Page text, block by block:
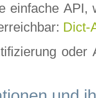
einfache API,
Dict-